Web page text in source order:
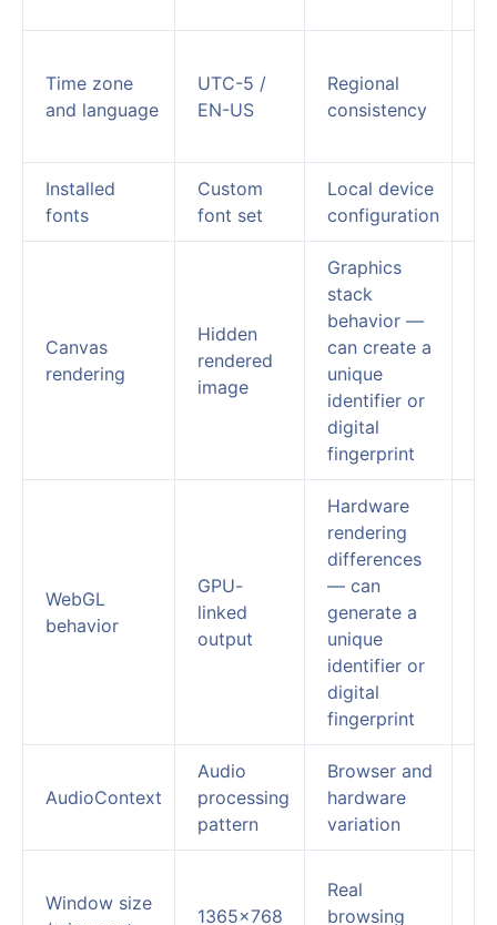
Time zone
and language
UTC-5 /
EN-US
Regional
consistency
Installed
fonts
Custom
font set
Local device
configuration
Canvas
rendering
Hidden
rendered
image
Graphics
stack
behavior —
can create a
unique
identifier or
digital
fingerprint
WebGL
behavior
GPU-
linked
output
Hardware
rendering
differences
— can
generate a
unique
identifier or
digital
fingerprint
AudioContext
Audio
processing
pattern
Browser and
hardware
variation
Window size
1365×768
Real
browsing